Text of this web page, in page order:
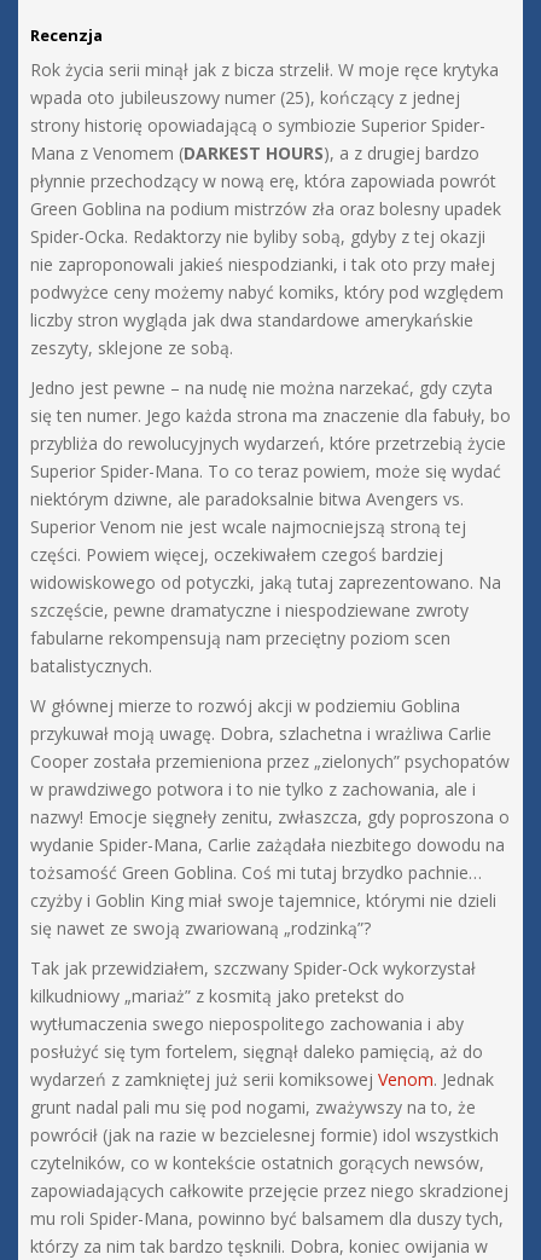
Recenzja
Rok życia serii minął jak z bicza strzelił. W moje ręce krytyka
wpada oto jubileuszowy numer (25), kończący z jednej
strony historię opowiadającą o symbiozie Superior Spider-
Mana z Venomem (DARKEST HOURS), a z drugiej bardzo
płynnie przechodzący w nową erę, która zapowiada powrót
Green Goblina na podium mistrzów zła oraz bolesny upadek
Spider-Ocka. Redaktorzy nie byliby sobą, gdyby z tej okazji
nie zaproponowali jakieś niespodzianki, i tak oto przy małej
podwyżce ceny możemy nabyć komiks, który pod względem
liczby stron wygląda jak dwa standardowe amerykańskie
zeszyty, sklejone ze sobą.
Jedno jest pewne – na nudę nie można narzekać, gdy czyta
się ten numer. Jego każda strona ma znaczenie dla fabuły, bo
przybliża do rewolucyjnych wydarzeń, które przetrzebią życie
Superior Spider-Mana. To co teraz powiem, może się wydać
niektórym dziwne, ale paradoksalnie bitwa Avengers vs.
Superior Venom nie jest wcale najmocniejszą stroną tej
części. Powiem więcej, oczekiwałem czegoś bardziej
widowiskowego od potyczki, jaką tutaj zaprezentowano. Na
szczęście, pewne dramatyczne i niespodziewane zwroty
fabularne rekompensują nam przeciętny poziom scen
batalistycznych.
W głównej mierze to rozwój akcji w podziemiu Goblina
przykuwał moją uwagę. Dobra, szlachetna i wrażliwa Carlie
Cooper została przemieniona przez „zielonych” psychopatów
w prawdziwego potwora i to nie tylko z zachowania, ale i
nazwy! Emocje sięgneły zenitu, zwłaszcza, gdy poproszona o
wydanie Spider-Mana, Carlie zażądała niezbitego dowodu na
tożsamość Green Goblina. Coś mi tutaj brzydko pachnie…
czyżby i Goblin King miał swoje tajemnice, którymi nie dzieli
się nawet ze swoją zwariowaną „rodzinką”?
Tak jak przewidziałem, szczwany Spider-Ock wykorzystał
kilkudniowy „mariaż” z kosmitą jako pretekst do
wytłumaczenia swego niepospolitego zachowania i aby
posłużyć się tym fortelem, sięgnął daleko pamięcią, aż do
wydarzeń z zamkniętej już serii komiksowej Venom. Jednak
grunt nadal pali mu się pod nogami, zważywszy na to, że
powrócił (jak na razie w bezcielesnej formie) idol wszystkich
czytelników, co w kontekście ostatnich gorących newsów,
zapowiadających całkowite przejęcie przez niego skradzionej
mu roli Spider-Mana, powinno być balsamem dla duszy tych,
którzy za nim tak bardzo tęsknili. Dobra, koniec owijania w